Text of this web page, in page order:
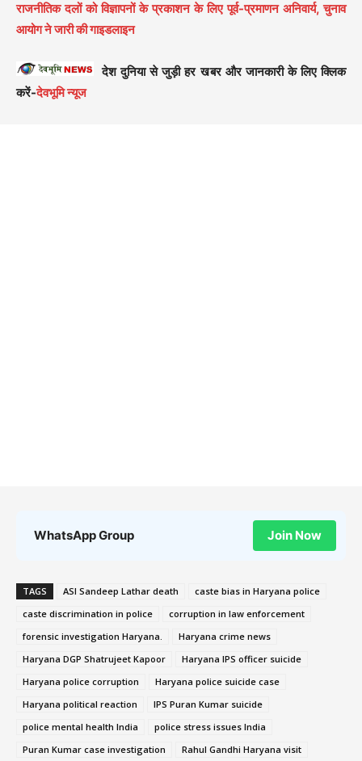
राजनीतिक दलों को विज्ञापनों के प्रकाशन के लिए पूर्व-प्रमाणन अनिवार्य, चुनाव
आयोग ने जारी की गाइडलाइन
देश दुनिया से जुड़ी हर खबर और जानकारी के लिए क्लिक
करें-देवभूमि न्यूज
WhatsApp Group Join Now
TAGS ASI Sandeep Lathar death
caste bias in Haryana police
caste discrimination in police
corruption in law enforcement
forensic investigation Haryana.
Haryana crime news
Haryana DGP Shatrujeet Kapoor
Haryana IPS officer suicide
Haryana police corruption
Haryana police suicide case
Haryana political reaction
IPS Puran Kumar suicide
police mental health India
police stress issues India
Puran Kumar case investigation
Rahul Gandhi Haryana visit